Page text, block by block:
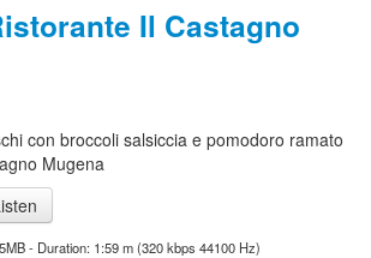
Il Castagno
con broccoli salsiccia e pomodoro ramato
Mugena
- Duration: 1:59 m (320 kbps 44100 Hz)